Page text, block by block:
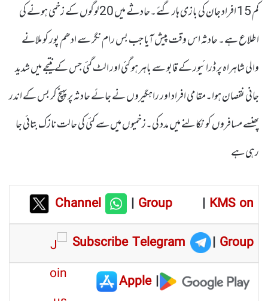
کم 15 افراد جان کی بازی ہار گئے۔حادثے میں 20لوگوں کے زخمی ہونے کی
اطلاع ہے۔ حادثہ اس وقت پیش آیا جب بس رام نگر سے ادھم پور کو ملانے
والی شاہراہ پر ڈرائیور کے قابو سے باہر ہو گئی اور الٹ گئی جس کے نتیجے میں شدید
جانی نقصان ہوا۔مقامی افراد اور راہگیروں نے جائے حادثہ پر پہنچ کر بس کے اندر
پھنسے مسافروں کو نکالنے میں مدد کی۔زخمیوں میں سے کئی کی حالت نازک بتائی جا
رہی ہے
Channel |Group | KMS on
Subscribe Telegram
| Group
|
Apple